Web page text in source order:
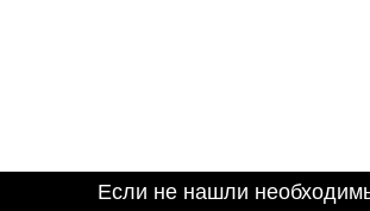
Если не нашли